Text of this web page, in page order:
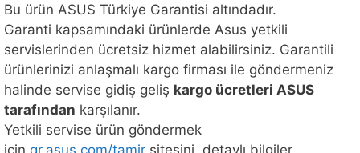
Bu ürün ASUS Türkiye Garantisi altındadır.
Garanti kapsamındaki ürünlerde Asus yetkili
servislerinden ücretsiz hizmet alabilirsiniz. Garantili
ürünlerinizi anlaşmalı kargo firması ile göndermeniz
halinde servise gidiş geliş kargo ücretleri ASUS
tarafından karşılanır.
Yetkili servise ürün göndermek
için qr.asus.com/tamir sitesini, detaylı bilgiler